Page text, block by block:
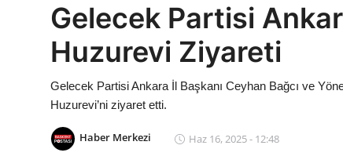
Gelecek Partisi
Huzurevi Ziyareti
Gelecek Partisi Ankara İl Başkanı Ceyhan Bağcı ve
Huzurevi’ni ziyaret etti.
Haber Merkezi Haz 16, 2025 - 12:48